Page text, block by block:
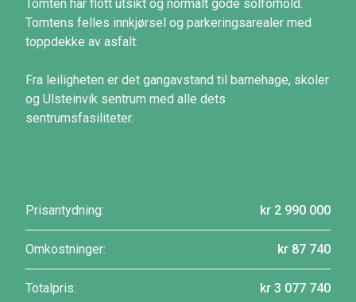
Tomten har flott utsikt og normalt gode solforhold.
Tomtens felles innkjørsel og parkeringsarealer med
toppdekke av asfalt.
Fra leiligheten er det gangavstand til barnehage, skoler
og Ulsteinvik sentrum med alle dets
sentrumsfasiliteter.
Prisantydning: kr 2 990 000
Omkostninger: kr 87 740
Totalpris: kr 3 077 740